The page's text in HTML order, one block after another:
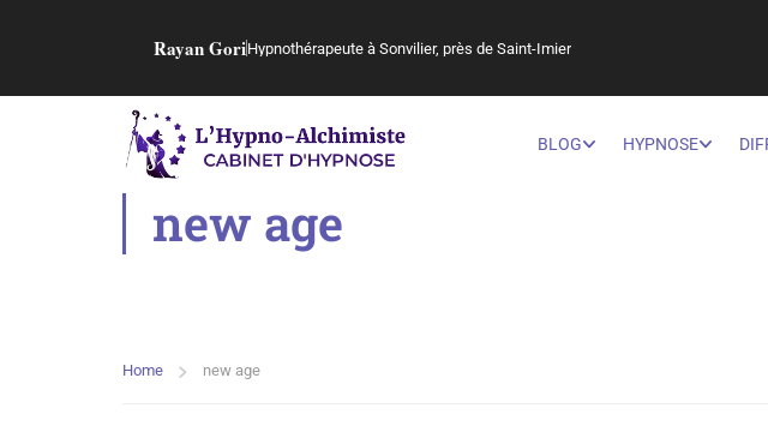
Rayan GoriHypnothérapeute à Sonvilier, près de Saint-Imier
BLOG HYPNOSE
new age
Home new age